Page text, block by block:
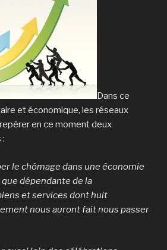
Dans ce
et économique, les réseaux
en ce moment deux
le chômage dans une économie
dépendante de la
et services dont huit
nous auront fait nous passer